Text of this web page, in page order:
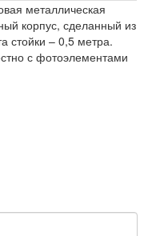
металлическая
корпус, сделанный из
стойки – 0,5 метра.
с фотоэлементами